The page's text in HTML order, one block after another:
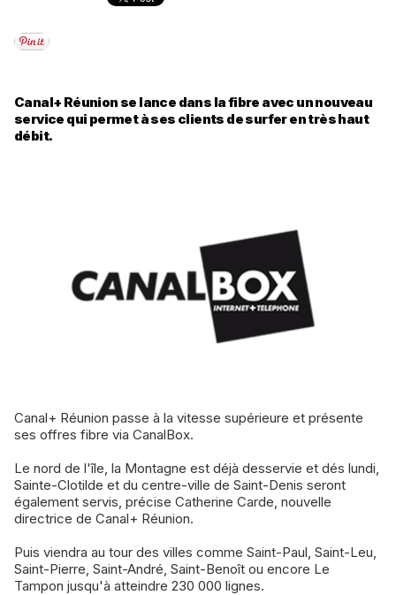
Canal+ Réunion se lance dans la fibre avec un nouveau
service qui permet à ses clients de surfer en très haut
débit.
Canal+ Réunion passe à la vitesse supérieure et présente
ses offres fibre via CanalBox.
Le nord de l'île, la Montagne est déjà desservie et dés lundi,
Sainte-Clotilde et du centre-ville de Saint-Denis seront
également servis, précise Catherine Carde, nouvelle
directrice de Canal+ Réunion.
Puis viendra au tour des villes comme Saint-Paul, Saint-Leu,
Saint-Pierre, Saint-André, Saint-Benoît ou encore Le
Tampon jusqu'à atteindre 230 000 lignes.